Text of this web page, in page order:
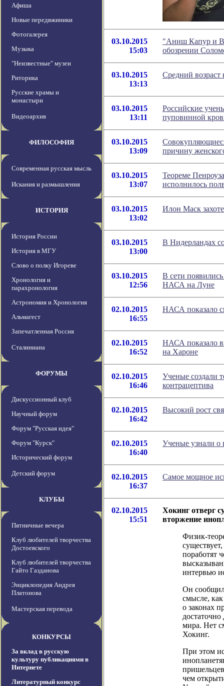
Афиша
Новые передвжиники
Фотогалерея
Музыка
"Неизвестные" музеи
Риторика
Русские храмы и
монастыри
Видеоархив
ФИЛОСОФИЯ
Современная русская мысль
Искания и размышления
ИСТОРИЯ
История России
История в МГУ
Слово о полку Игореве
Хронология и
парахронология
Астрономия и Хронология
Альмагест
Запечатленная Россия
Сталиниана
ФОРУМЫ
Дискуссионный клуб
Научный форум
Форум "Русская идея"
Форум "Курск"
Исторический форум
Детский форум
КЛУБЫ
Пятничные вечера
Клуб любителей творчества
Достоевского
Клуб любителей творчества
Гайто Газданова
Энциклопедия Андрея
Платонова
Мастерская перевода
КОНКУРСЫ
За вклад в русскую
культуру публикациями в
Интернете
Литературный конкурс
03.10.2015
15:03
"Аниш Капур и
обозрении
03.10.2015
13:13
Средний возраст
03.10.2015
13:11
Российские
пуповинной
03.10.2015
13:09
причину
03.10.2015
13:07
Теореме
исполнилось
03.10.2015
13:02
Илон Маск
03.10.2015
13:00
В Нидерландах
03.10.2015
12:56
В сети
НАСА на Луне
02.10.2015
16:55
НАСА показало
02.10.2015
16:52
НАСА показало
на Хароне
02.10.2015
16:46
Ученые создали
контрацептива
02.10.2015
16:42
Высокий рост
02.10.2015
16:40
Ученые узнали о
02.10.2015
16:37
Самое мощное
02.10.2015
15:51
Хокинг отверг
вторжение
Физик-
поработят
интервью
Он
смысле,
о законах
мира. Нет
Хокинг.
При этом
чем